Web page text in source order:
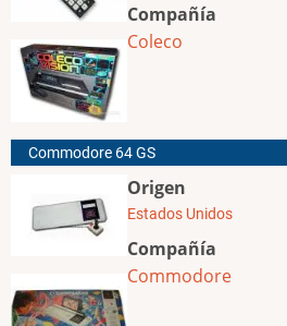
Compañía
Coleco
Commodore 64 GS
Origen
Estados Unidos
Compañía
Commodore